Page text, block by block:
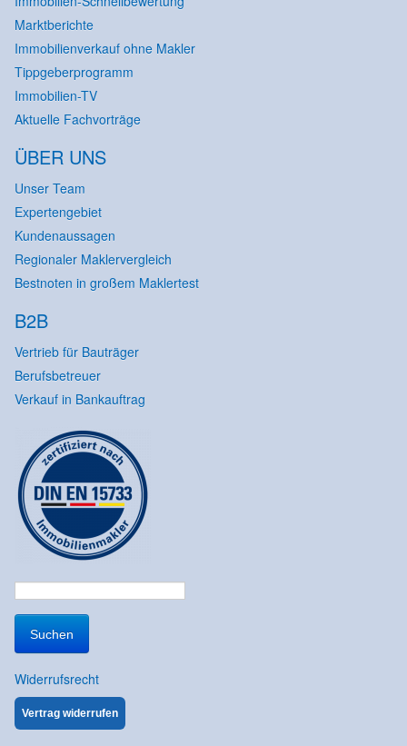
Marktberichte
Immobilienverkauf ohne Makler
Tippgeberprogramm
Immobilien-TV
Aktuelle Fachvorträge
ÜBER UNS
Unser Team
Expertengebiet
Kundenaussagen
Regionaler Maklervergleich
Bestnoten in großem Maklertest
B2B
Vertrieb für Bauträger
Berufsbetreuer
Verkauf in Bankauftrag
Suchen
nach:
Widerrufsrecht
Vertrag widerrufen